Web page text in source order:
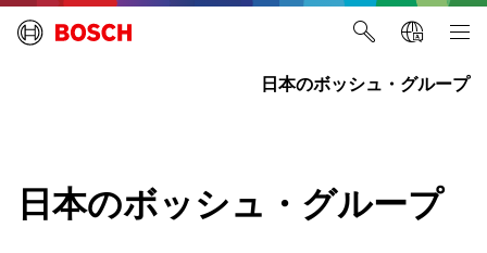
日本のボッシュ・グループ
日本のボッシュ・グループ